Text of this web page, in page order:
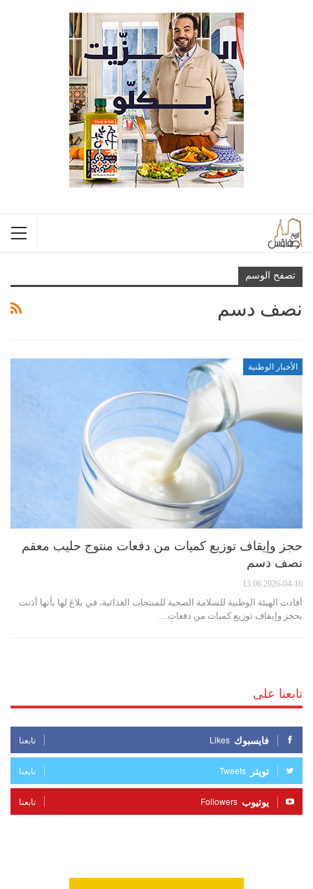
تصفح الوسم
نصف دسم
الأخبار الوطنية
حجز وإيقاف توزيع كميات من دفعات منتوج حليب معقم
نصف دسم
2026-04-16 13:06
أفادت الهيئة الوطنية للسلامة الصحية للمنتجات الغذائية، في بلاغ لها بأنها أذنت
بحجز وإيقاف توزيع كميات من دفعات…
تابعنا على
فايسبوك Likes تابعنا
تويتر Tweets تابعنا
يوتيوب Followers تابعنا